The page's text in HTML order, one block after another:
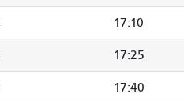
17:10
17:25
17:40